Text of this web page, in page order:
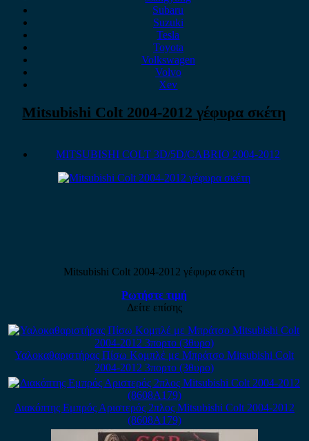
Subaru
Suzuki
Tesla
Toyota
Volkswagen
Volvo
Xev
Mitsubishi Colt 2004-2012 γέφυρα σκέτη
MITSUBISHI COLT 3D/5D/CABRIO 2004-2012
Mitsubishi Colt 2004-2012 γέφυρα σκέτη
Ρωτήστε τιμή
Δείτε επίσης
Υαλοκαθαριστήρας Πίσω Κομπλέ με Μπράτσο Mitsubishi Colt
2004-2012 3πορτο (3θυρο)
Διακόπτης Εμπρός Αριστερός 2πλος Mitsubishi Colt 2004-2012
(8608A179)